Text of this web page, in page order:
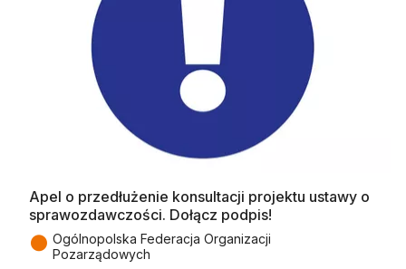
Apel o przedłużenie konsultacji projektu ustawy o
sprawozdawczości. Dołącz podpis!
● Ogólnopolska Federacja Organizacji
Pozarządowych